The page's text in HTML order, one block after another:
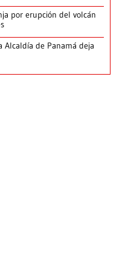
por erupción del volcán
Alcaldía de Panamá deja